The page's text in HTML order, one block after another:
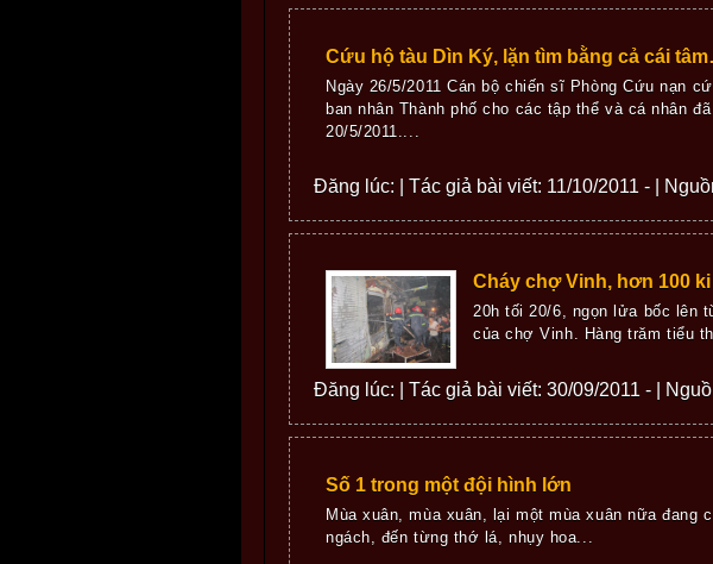
Cứu hộ tàu Dìn Ký, lặn tìm bằng cả cái
Ngày 26/5/2011 Cán bộ chiến sĩ Phòng Cứu nạn
ban nhân Thành phố cho các tập thể và cá nhân
20/5/2011....
Đăng lúc: | Tác giả bài viết: 11/10/2011 - |
Cháy chợ Vinh, hơn 100
20h tối 20/6, ngọn lửa bốc lên
của chợ Vinh. Hàng trăm tiểu
Đăng lúc: | Tác giả bài viết: 30/09/2011 - |
Số 1 trong một đội hình lớn
Mùa xuân, mùa xuân, lại một mùa xuân nữa
ngách, đến từng thớ lá, nhụy hoa...